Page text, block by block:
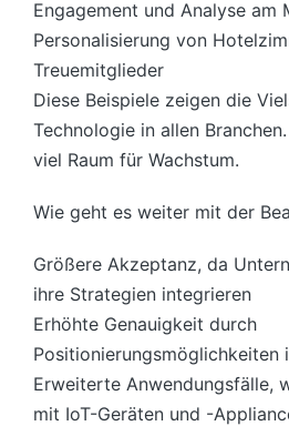
Engagement und Analyse am
Personalisierung von
Treuemitglieder
Diese Beispiele zeigen die
Technologie in allen
viel Raum für Wachstum.
Wie geht es weiter mit der
Größere Akzeptanz, da
ihre Strategien integrieren
Erhöhte Genauigkeit durch
Positionierungsmöglichkeiten
Erweiterte Anwendungsfälle,
mit IoT-Geräten und -